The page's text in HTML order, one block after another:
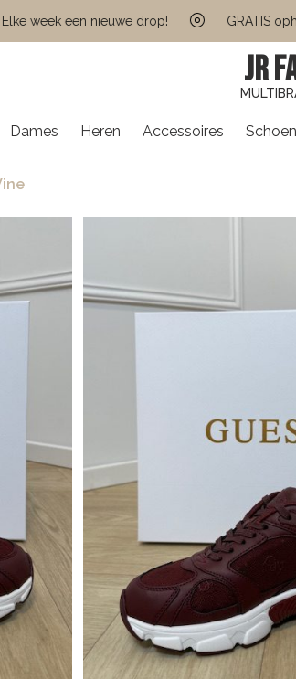
een nieuwe drop! GRATIS
JR
Dames Heren Accessoires